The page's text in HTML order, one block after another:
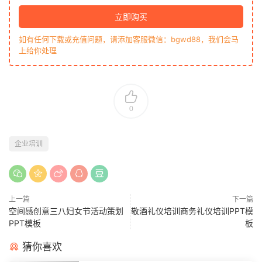
立即购买
如有任何下载或充值问题，请添加客服微信：bgwd88，我们会马
上给你处理
0
企业培训
上一篇
空间感创意三八妇女节活动策划
PPT模板
下一篇
敬酒礼仪培训商务礼仪培训PPT模
板
猜你喜欢